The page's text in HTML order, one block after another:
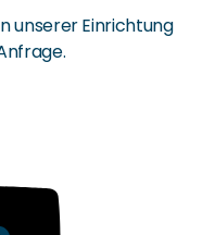
unserer Einrichtung